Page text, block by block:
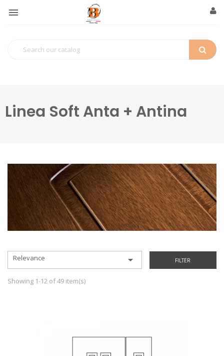

Linea Soft Anta + Antina
Relevance  FILTER
Showing 1-12 of 49 item(s)